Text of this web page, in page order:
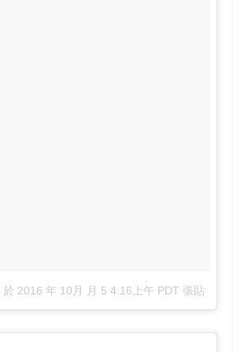
於 2016 年 10月 月 5 4:16上午 PDT 張貼